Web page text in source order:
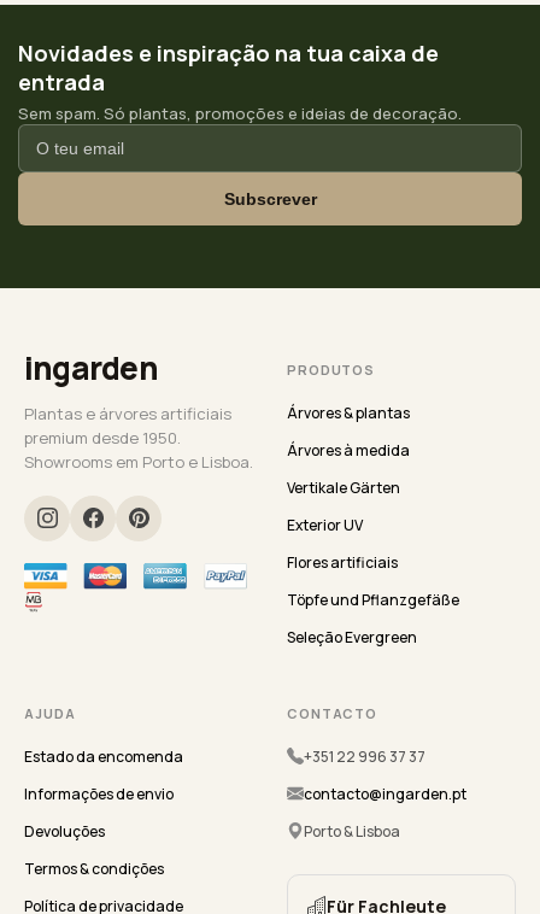
Novidades e inspiração na tua caixa de
entrada
Sem spam. Só plantas, promoções e ideias de decoração.
Subscrever
ingarden
Plantas e árvores artificiais
premium desde 1950.
Showrooms em Porto e Lisboa.
PRODUTOS
Árvores & plantas
Árvores à medida
Vertikale Gärten
Exterior UV
Flores artificiais
Töpfe und Pflanzgefäße
Seleção Evergreen
AJUDA
Estado da encomenda
Informações de envio
Devoluções
Termos & condições
Política de privacidade
CONTACTO
+351 22 996 37 37
contacto@ingarden.pt
Porto & Lisboa
Für Fachleute